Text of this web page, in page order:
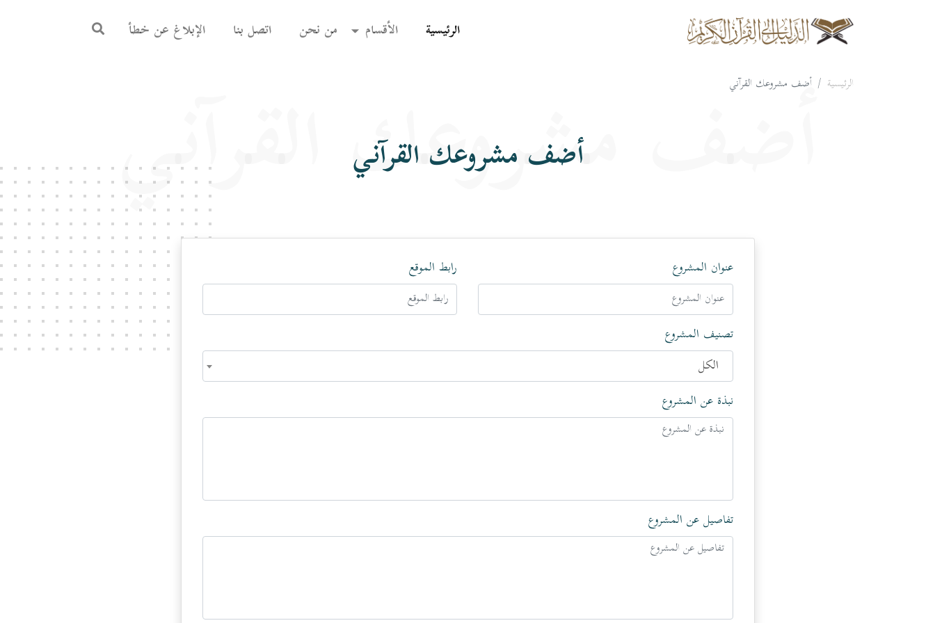
الرئيسية
(current) الأقسام من نحن اتصل بنا الإبلاغ عن خطأ
الرئيسية أضف مشروعك القرآني
أضف مشروعك القرآني
أضف مشروعك القرآني
عنوان المشروع رابط الموقع
تصنيف المشروع
الكل
نبذة عن المشروع
تفاصيل عن المشروع